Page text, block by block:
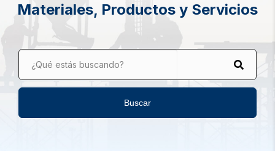
Materiales, Productos y Servicios
¿Qué estás buscando?
Buscar